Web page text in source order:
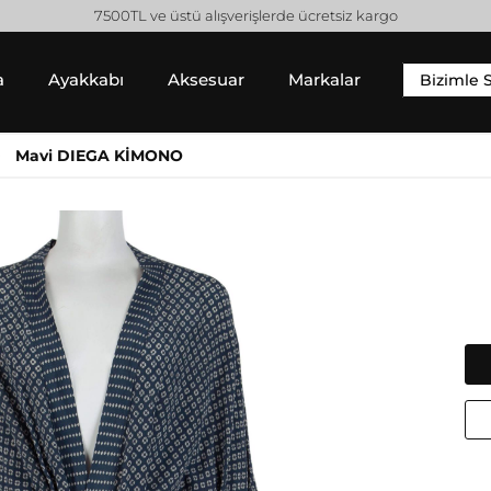
7500TL ve üstü alışverişlerde ücretsiz kargo
Ayakkabı
Sneaker
Aksesuar Markalar
Gucci
Helmut Lang
Isabel Marant
Jil Sander
Jimmy Choo
Lanvin
Michael Kors
Bizimle
Mavi DIEGA KİMONO